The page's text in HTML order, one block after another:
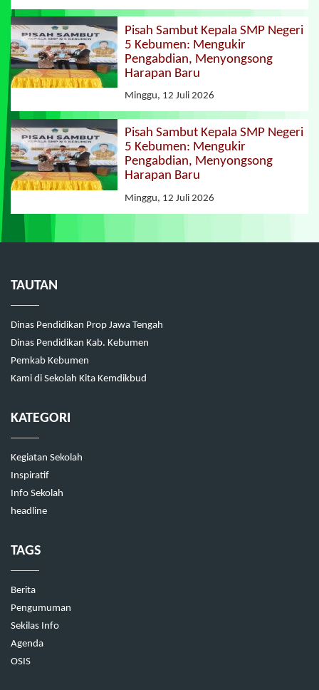
Pisah Sambut Kepala SMP Negeri
5 Kebumen: Mengukir
Pengabdian, Menyongsong
Harapan Baru
Minggu, 12 Juli 2026
Pisah Sambut Kepala SMP Negeri
5 Kebumen: Mengukir
Pengabdian, Menyongsong
Harapan Baru
Minggu, 12 Juli 2026
TAUTAN
Dinas Pendidikan Prop Jawa Tengah
Dinas Pendidikan Kab. Kebumen
Pemkab Kebumen
Kami di Sekolah Kita Kemdikbud
KATEGORI
Kegiatan Sekolah
Inspiratif
Info Sekolah
headline
TAGS
Berita
Pengumuman
Sekilas Info
Agenda
OSIS